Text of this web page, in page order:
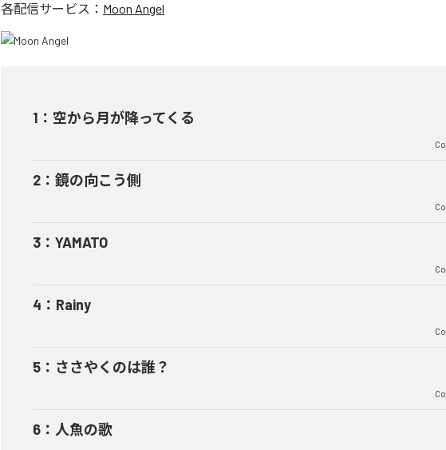
各配信サービス： Moon Angel
1 ： 空から月が降ってくる
2 ： 鏡の向こう側
3 ： YAMATO
4 ： Rainy
5 ： ささやくのは誰？
6 ： 人魚の歌